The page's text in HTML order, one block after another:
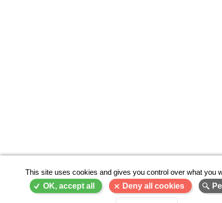
This site uses cookies and gives you control over what you
OK, accept all
Deny all cookies